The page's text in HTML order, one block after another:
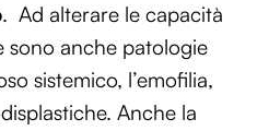
. Ad alterare le capacità
sono anche patologie
sistemico, l’emofilia,
Anche la